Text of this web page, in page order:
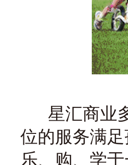
星汇商业多
位的服务满
乐、购、学